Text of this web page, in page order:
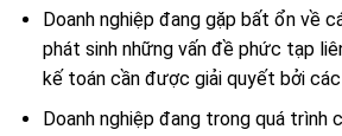
Doanh nghiệp đang gặp bất ổn về
phát sinh những vấn đề phức tạp
kế toán cần được giải quyết bởi các
Doanh nghiệp đang trong quá trình